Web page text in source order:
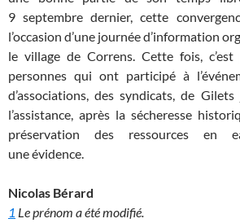
9 septembre dernier, cette
l’occasion d’une journée d’information
le village de Correns. Cette fois,
personnes qui ont participé à
d’associations, des syndicats, de
l’assistance, après la sécheresse
préservation des ressources en
une évidence.
Nicolas Bérard
1 Le prénom a été modifié.